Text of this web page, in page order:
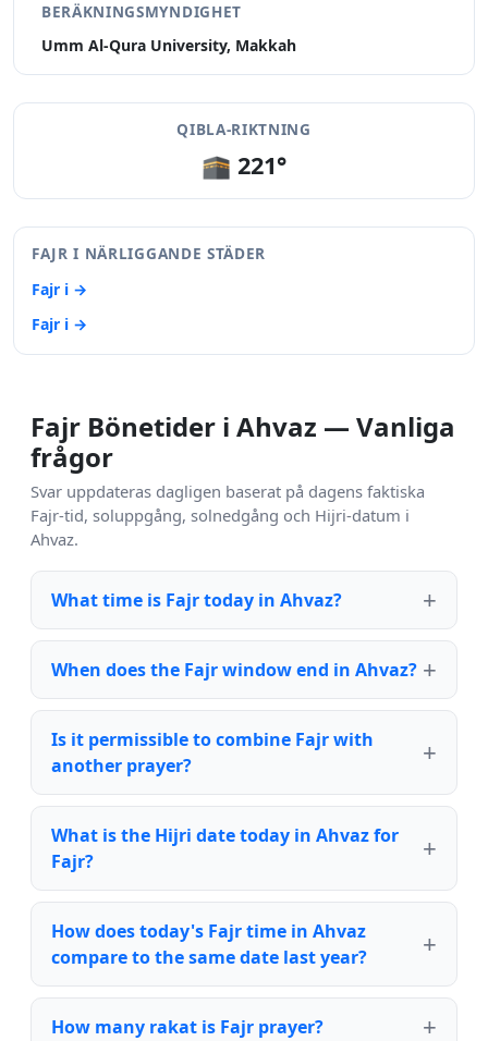
BERÄKNINGSMYNDIGHET
Umm Al-Qura University, Makkah
QIBLA-RIKTNING
🕋 221°
FAJR I NÄRLIGGANDE STÄDER
Fajr i →
Fajr i →
Fajr Bönetider i Ahvaz — Vanliga
frågor
Svar uppdateras dagligen baserat på dagens faktiska
Fajr-tid, soluppgång, solnedgång och Hijri-datum i
Ahvaz.
What time is Fajr today in Ahvaz?
When does the Fajr window end in Ahvaz?
Is it permissible to combine Fajr with
another prayer?
What is the Hijri date today in Ahvaz for
Fajr?
How does today's Fajr time in Ahvaz
compare to the same date last year?
How many rakat is Fajr prayer?